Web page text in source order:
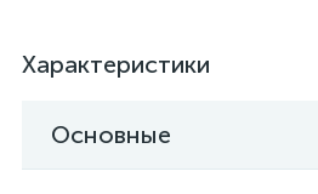
Характеристики
Основные